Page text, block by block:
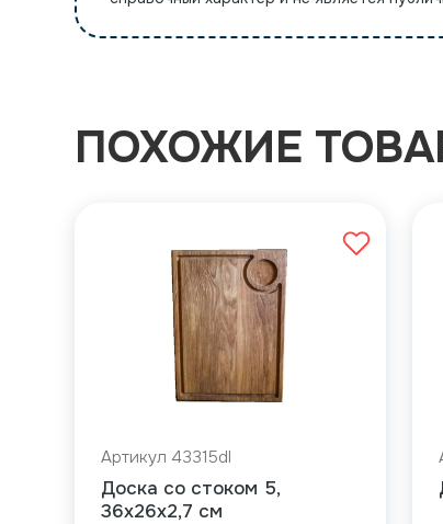
ПОХОЖИЕ
Артикул 43315dl
Доска со стоком 5,
36x26x2,7 см